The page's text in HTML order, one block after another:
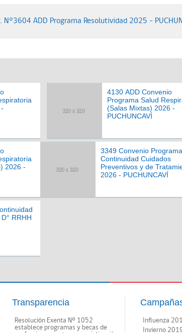
ADD Programa Resolutividad 2025 -
4130 ADD Convenio
Programa Salud
(Salas Mixtas) 2026 -
PUCHUNCAVÍ
2026 -
3349 Convenio Programa
Continuidad Cuidados
Preventivos y de
2026 - PUCHUNCAVÍ
RRHH
Transparencia
Resolución Exenta Nº 1052
establece programas y becas de
Influenza
Invierno